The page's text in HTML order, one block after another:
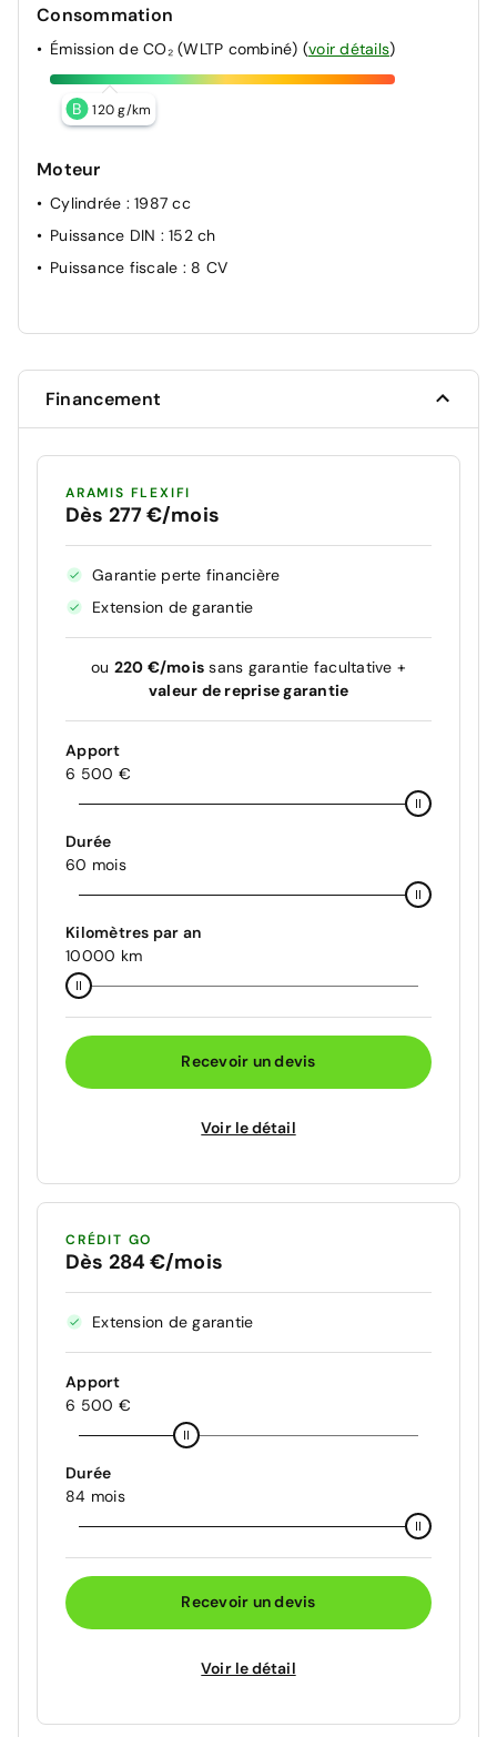
Consommation
Émission de CO₂ (WLTP combiné) (voir détails)
B 120 g/km
Moteur
Cylindrée : 1987 cc
Puissance DIN : 152 ch
Puissance fiscale : 8 CV
Financement
ARAMIS FLEXIFI
Dès 277 €/mois
Garantie perte financière
Extension de garantie
ou 220 €/mois sans garantie facultative +
valeur de reprise garantie
Apport
6 500 €
Durée
60 mois
Kilomètres par an
10000 km
Recevoir un devis
Voir le détail
CRÉDIT GO
Dès 284 €/mois
Extension de garantie
Apport
6 500 €
Durée
84 mois
Recevoir un devis
Voir le détail